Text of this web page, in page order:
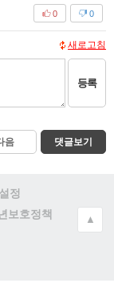
0
0
새로고침
등록
음 댓글보기
설정
보호정책
▲